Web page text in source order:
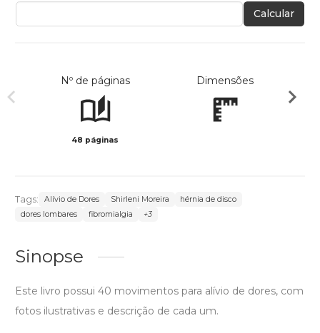
Calcular
Nº de páginas
48 páginas
Dimensões
Tags: Alívio de Dores Shirleni Moreira
hérnia de disco
dores lombares
fibromialgia +3
Sinopse
Este livro possui 40 movimentos para alívio de dores, com
fotos ilustrativas e descrição de cada um.